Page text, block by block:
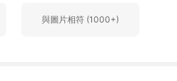
與圖片相符 (1000+)